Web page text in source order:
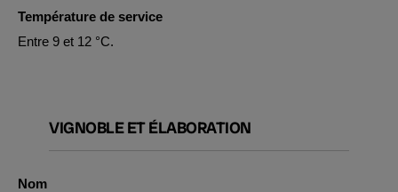
Température de service
Entre 9 et 12 °C.
VIGNOBLE ET ÉLABORATION
Nom